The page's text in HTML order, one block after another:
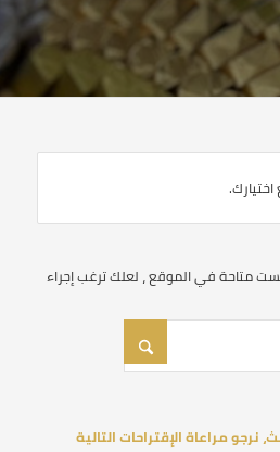
متاحة في الموقع ، لعلك ترغب إجراء
مراعاة الإقتراحات التالية